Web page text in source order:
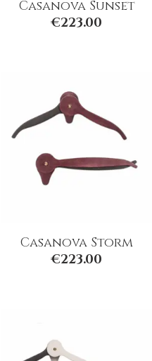
Casanova Sunset
€223.00
Casanova Storm
€223.00